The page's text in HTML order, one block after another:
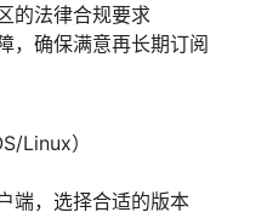
的法律合规要求
，确保满意再长期订阅
Linux）
端，选择合适的版本